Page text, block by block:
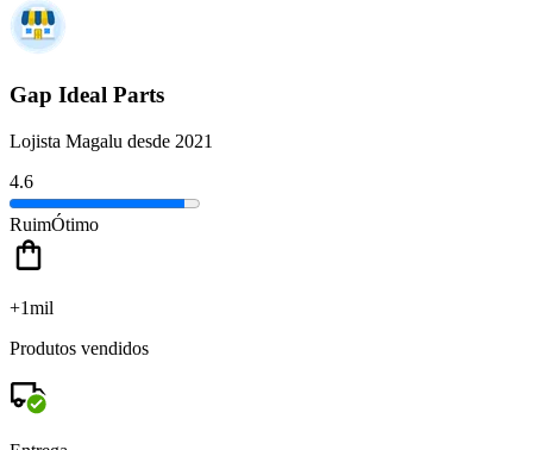
Gap Ideal Parts
Lojista Magalu desde 2021
4.6
RuimÓtimo
+1mil
Produtos vendidos